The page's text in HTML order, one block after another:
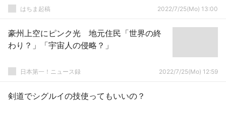
はちま起稿 2022/7/25(Mo) 13:00
豪州上空にピンク光 地元住民「世界の終
わり？」「宇宙人の侵略？」
日本第一！ニュース録 2022/7/25(Mo) 12:59
剣道でシグルイの技使ってもいいの？